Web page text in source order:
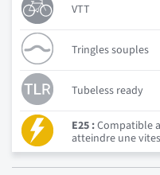
VTT
Tringles souples
Tubeless ready
E25 :Compatible
atteindre une